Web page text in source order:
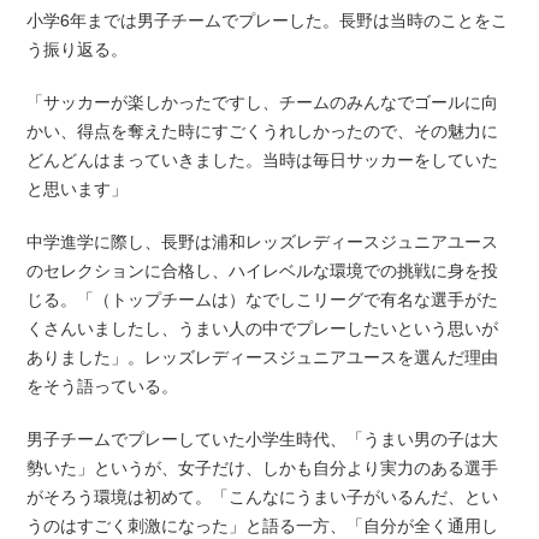
小学6年までは男子チームでプレーした。長野は当時のことをこ
う振り返る。
「サッカーが楽しかったですし、チームのみんなでゴールに向
かい、得点を奪えた時にすごくうれしかったので、その魅力に
どんどんはまっていきました。当時は毎日サッカーをしていた
と思います」
中学進学に際し、長野は浦和レッズレディースジュニアユース
のセレクションに合格し、ハイレベルな環境での挑戦に身を投
じる。「（トップチームは）なでしこリーグで有名な選手がた
くさんいましたし、うまい人の中でプレーしたいという思いが
ありました」。レッズレディースジュニアユースを選んだ理由
をそう語っている。
男子チームでプレーしていた小学生時代、「うまい男の子は大
勢いた」というが、女子だけ、しかも自分より実力のある選手
がそろう環境は初めて。「こんなにうまい子がいるんだ、とい
うのはすごく刺激になった」と語る一方、「自分が全く通用し